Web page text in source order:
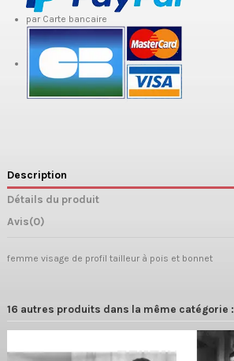
par Carte bancaire
Description
Détails du produit
Avis(0)
femme visage de profil tailleur à pois et bonnet
16 autres produits dans la même catégorie :